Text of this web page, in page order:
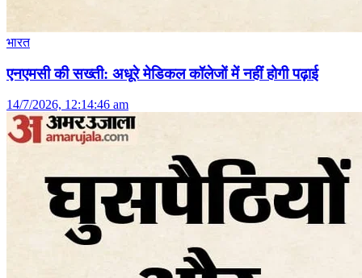
भारत
एनएमसी की सख्ती: अधूरे मेडिकल कॉलेजों में नहीं होगी पढ़ाई
14/7/2026, 12:14:46 am